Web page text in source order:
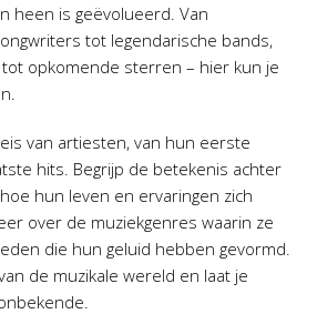
heen is geëvolueerd. Van
tot legendarische bands,
opkomende sterren – hier kun je
van artiesten, van hun eerste
hits. Begrijp de betekenis achter
hun leven en ervaringen zich
over de muziekgenres waarin ze
die hun geluid hebben gevormd.
de muzikale wereld en laat je